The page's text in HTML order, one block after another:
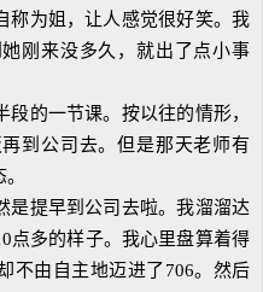
称为姐，让人感觉很好笑。我
刚来没多久，就出了点小事
的一节课。按以往的情形，
到公司去。但是那天老师有
提早到公司去啦。我溜溜达
点多的样子。我心里盘算着得
不由自主地迈进了706。然后